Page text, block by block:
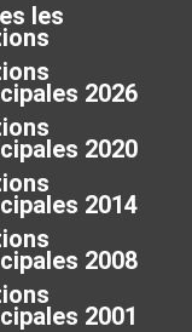
les
2026
2020
2014
2008
2001